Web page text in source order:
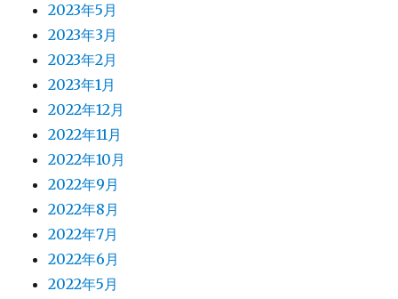
2023年5月
2023年3月
2023年2月
2023年1月
2022年12月
2022年11月
2022年10月
2022年9月
2022年8月
2022年7月
2022年6月
2022年5月